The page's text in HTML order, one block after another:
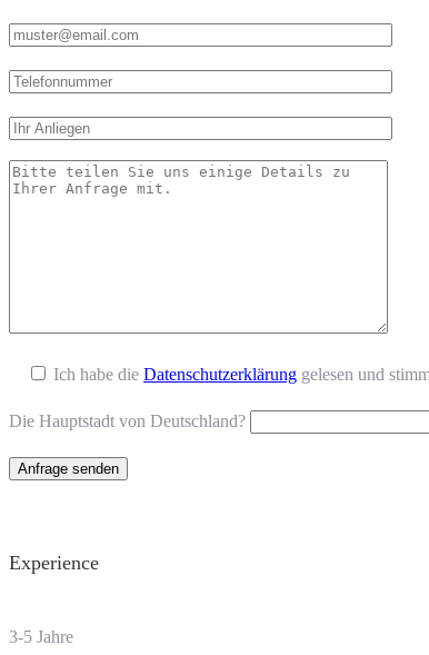
Ich habe die Datenschutzerklärung gelesen und
Die Hauptstadt von Deutschland?
Experience
3-5 Jahre